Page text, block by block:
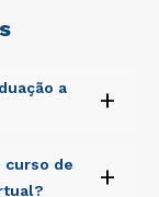
a
+
error sit
curso de
+